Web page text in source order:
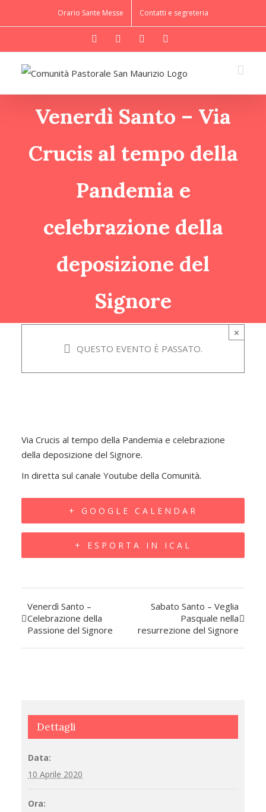
al
Orario Sante Messe Contatti e segreteria
WhatsAppYouTubeInstagram
Venerdì Santo – Via
Crucis al tempo della
Pandemia e
celebrazione della
deposizione del
Signore
×
QUESTO EVENTO È PASSATO.
Venerdì
Santo – Via
Crucis al
tempo della
celebrazione
della
deposizione
del Signore
@
21:00
Via Crucis al tempo della Pandemia e celebrazione
della deposizione del Signore.
In diretta sul canale Youtube della Comunità.
+ GOOGLE CALENDAR
+ ESPORTA IN ICAL
Evento
Navigazione
Venerdì Santo –
Celebrazione della
Passione del Signore
Sabato Santo – Veglia
Pasquale nella
resurrezione del Signore
Dettagli
Data:
10 Aprile 2020
Ora: